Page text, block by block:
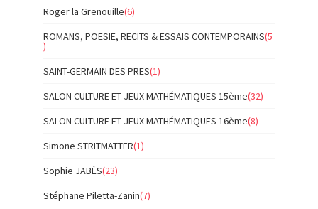
Roger la Grenouille(6)
ROMANS, POESIE, RECITS & ESSAIS CONTEMPORAINS(5
)
SAINT-GERMAIN DES PRES(1)
SALON CULTURE ET JEUX MATHÉMATIQUES 15ème(32)
SALON CULTURE ET JEUX MATHÉMATIQUES 16ème(8)
Simone STRITMATTER(1)
Sophie JABÈS(23)
Stéphane Piletta-Zanin(7)